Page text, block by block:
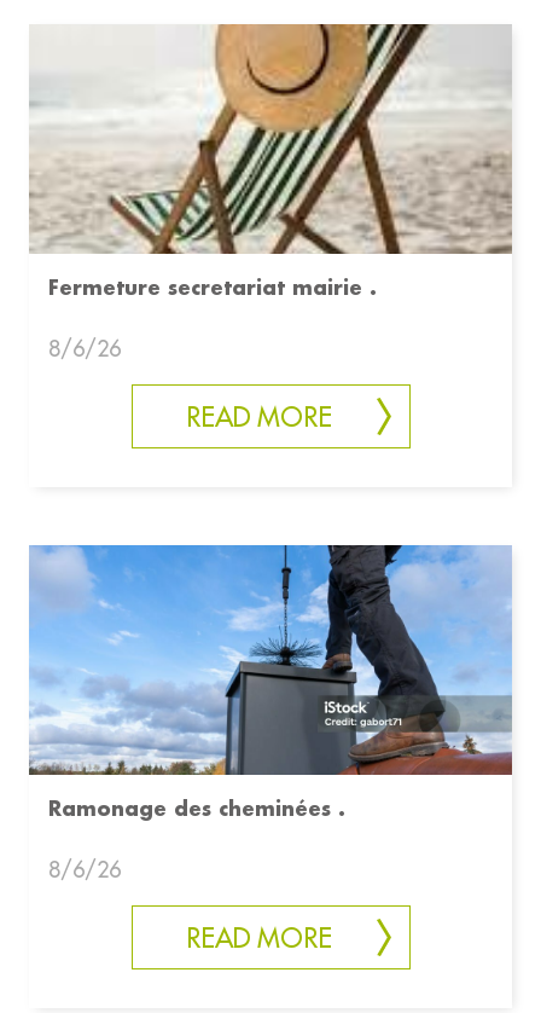
Fermeture secretariat mairie .
8/6/26
READ MORE
Ramonage des cheminées .
8/6/26
READ MORE